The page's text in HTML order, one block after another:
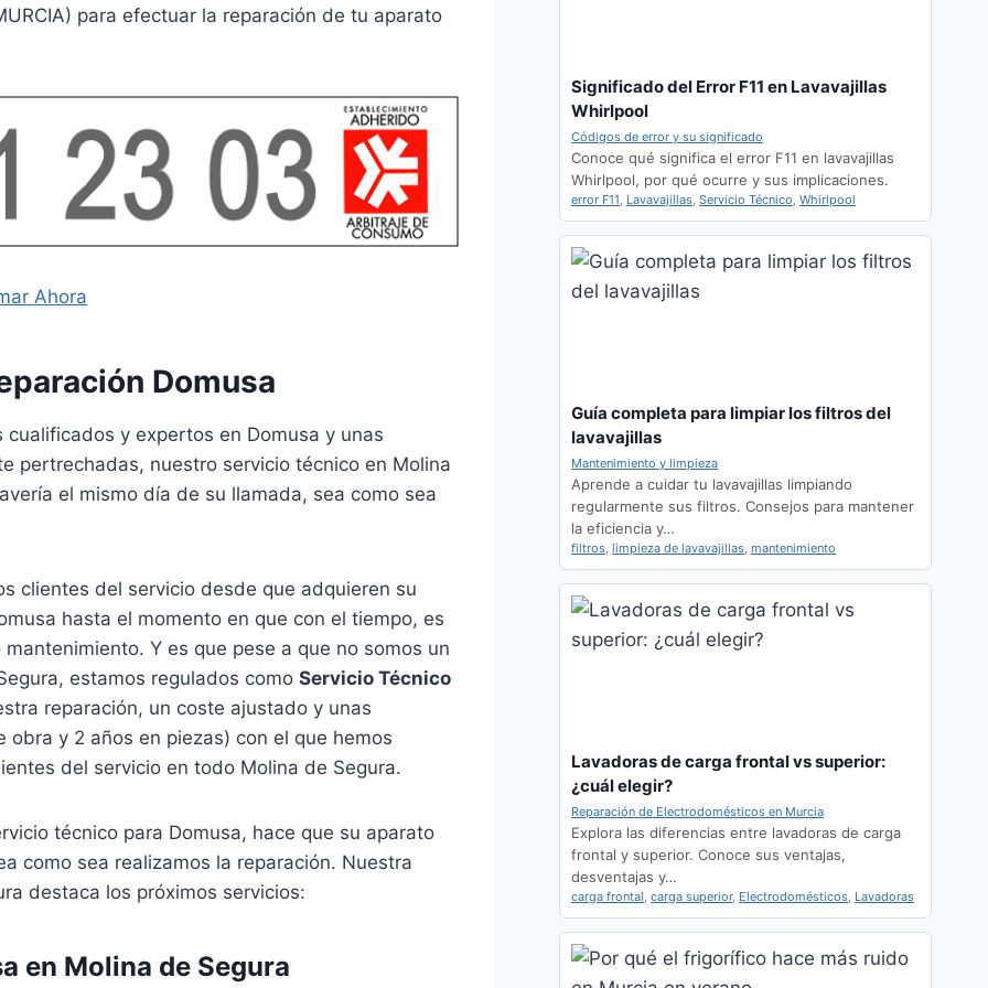
para efectuar la reparación de tu aparato
Ahora
Domusa
y expertos en Domusa y unas
pertrechadas, nuestro servicio técnico en Molina
el mismo día de su llamada, sea como sea
clientes del servicio desde que adquieren su
hasta el momento en que con el tiempo, es
Y es que pese a que no somos un
estamos regulados como Servicio Técnico
reparación, un coste ajustado y unas
y 2 años en piezas) con el que hemos
del servicio en todo Molina de Segura.
técnico para Domusa, hace que su aparato
como sea realizamos la reparación. Nuestra
destaca los próximos servicios:
en Molina de Segura
Significado del Error F11 en Lavavajillas
Whirlpool
Códigos de error y su significado
Conoce qué significa el error F11 en lavavajillas
Whirlpool, por qué ocurre y sus implicaciones.
error F11, Lavavajillas,Servicio Técnico,Whirlpool
Guía completa para limpiar los filtros del
lavavajillas
Mantenimiento y limpieza
Aprende a cuidar tu lavavajillas limpiando
regularmente sus filtros. Consejos para mantener
la eficiencia y…
filtros,limpieza de lavavajillas,mantenimiento
Lavadoras de carga frontal vs superior:
¿cuál elegir?
Reparación de Electrodomésticos en Murcia
Explora las diferencias entre lavadoras de carga
frontal y superior. Conoce sus ventajas,
desventajas y…
carga frontal,carga superior, Electrodomésticos, Lavadoras